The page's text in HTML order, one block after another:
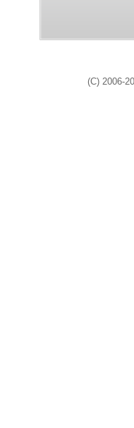
(C) 2006-